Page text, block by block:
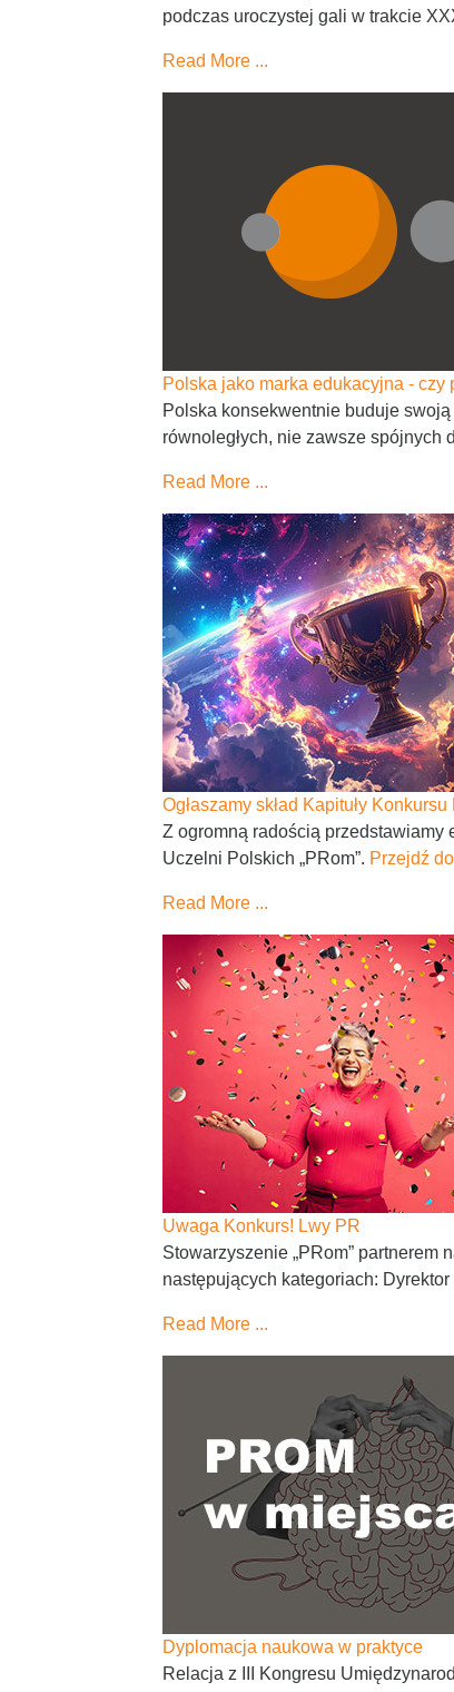
podczas uroczystej gali w trakcie
Read More ...
Polska jako marka edukacyjna - czy
Polska konsekwentnie buduje
równoległych, nie zawsze spójnych
Read More ...
Ogłaszamy skład Kapituły
Z ogromną radością przedstawiamy
Uczelni Polskich „PRom”. Przejdź
Read More ...
Uwaga Konkurs! Lwy PR
Stowarzyszenie „PRom” partnerem
następujących kategoriach:
Read More ...
Dyplomacja naukowa w praktyce
Relacja z III Kongresu